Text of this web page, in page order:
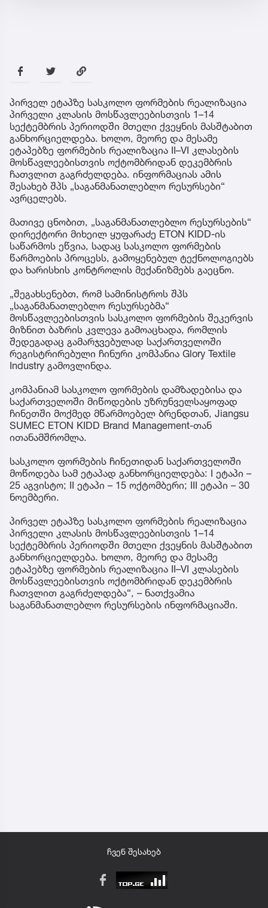
პირველ ეტაპზე სასკოლო ფორმების რეალიზაცია
პირველი კლასის მოსწავლეებისთვის 1–14
სექტემბრის პერიოდში მთელი ქვეყნის მასშტაბით
განხორციელდება. ხოლო, მეორე და მესამე
ეტაპებზე ფორმების რეალიზაცია II–VI კლასების
მოსწავლეებისთვის ოქტომბრიდან დეკემბრის
ჩათვლით გაგრძელდება. ინფორმაციას ამის
შესახებ შპს „საგანმანათლებლო რესურსები“
ავრცელებს.
მათივე ცნობით, „საგანმანათლებლო რესურსების“
დირექტორი მიხეილ ყუფარაძე ETON KIDD-ის
საწარმოს ეწვია, სადაც სასკოლო ფორმების
წარმოების პროცესს, გამოყენებულ ტექნოლოგიებს
და ხარისხის კონტროლის მექანიზმებს გაეცნო.
„შეგახსენებთ, რომ სამინისტროს შპს
„საგანმანათლებლო რესურსებმა“
მოსწავლეებისთვის სასკოლო ფორმების შეკერვის
მიზნით ბაზრის კვლევა გამოაცხადა, რომლის
შედეგადაც გამარჯვებულად საქართველოში
რეგისტრირებული ჩინური კომპანია Glory Textile
Industry გამოვლინდა.
კომპანიამ სასკოლო ფორმების დამზადებისა და
საქართველოში მიწოდების უზრუნველსაყოფად
ჩინეთში მოქმედ მწარმოებელ ბრენდთან, Jiangsu
SUMEC ETON KIDD Brand Management-თან
ითანამშრომლა.
სასკოლო ფორმების ჩინეთიდან საქართველოში
მოწოდება სამ ეტაპად განხორციელდება: I ეტაპი –
25 აგვისტო; II ეტაპი – 15 ოქტომბერი; III ეტაპი – 30
ნოემბერი.
პირველ ეტაპზე სასკოლო ფორმების რეალიზაცია
პირველი კლასის მოსწავლეებისთვის 1–14
სექტემბრის პერიოდში მთელი ქვეყნის მასშტაბით
განხორციელდება. ხოლო, მეორე და მესამე
ეტაპებზე ფორმების რეალიზაცია II–VI კლასების
მოსწავლეებისთვის ოქტომბრიდან დეკემბრის
ჩათვლით გაგრძელდება“, – ნათქვამია
საგანმანათლებლო რესურსების ინფორმაციაში.
ჩვენ შესახებ